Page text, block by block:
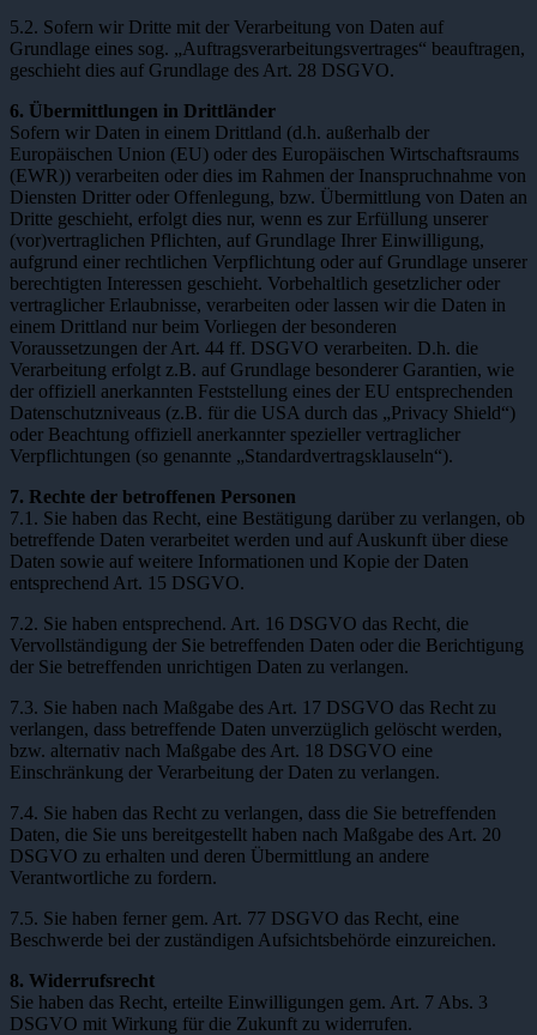
5.2. Sofern wir Dritte mit der Verarbeitung von Daten auf
Grundlage eines sog. „Auftragsverarbeitungsvertrages“ beauftragen,
geschieht dies auf Grundlage des Art. 28 DSGVO.
6. Übermittlungen in Drittländer
Sofern wir Daten in einem Drittland (d.h. außerhalb der
Europäischen Union (EU) oder des Europäischen Wirtschaftsraums
(EWR)) verarbeiten oder dies im Rahmen der Inanspruchnahme von
Diensten Dritter oder Offenlegung, bzw. Übermittlung von Daten an
Dritte geschieht, erfolgt dies nur, wenn es zur Erfüllung unserer
(vor)vertraglichen Pflichten, auf Grundlage Ihrer Einwilligung,
aufgrund einer rechtlichen Verpflichtung oder auf Grundlage unserer
berechtigten Interessen geschieht. Vorbehaltlich gesetzlicher oder
vertraglicher Erlaubnisse, verarbeiten oder lassen wir die Daten in
einem Drittland nur beim Vorliegen der besonderen
Voraussetzungen der Art. 44 ff. DSGVO verarbeiten. D.h. die
Verarbeitung erfolgt z.B. auf Grundlage besonderer Garantien, wie
der offiziell anerkannten Feststellung eines der EU entsprechenden
Datenschutzniveaus (z.B. für die USA durch das „Privacy Shield“)
oder Beachtung offiziell anerkannter spezieller vertraglicher
Verpflichtungen (so genannte „Standardvertragsklauseln“).
7. Rechte der betroffenen Personen
7.1. Sie haben das Recht, eine Bestätigung darüber zu verlangen, ob
betreffende Daten verarbeitet werden und auf Auskunft über diese
Daten sowie auf weitere Informationen und Kopie der Daten
entsprechend Art. 15 DSGVO.
7.2. Sie haben entsprechend. Art. 16 DSGVO das Recht, die
Vervollständigung der Sie betreffenden Daten oder die Berichtigung
der Sie betreffenden unrichtigen Daten zu verlangen.
7.3. Sie haben nach Maßgabe des Art. 17 DSGVO das Recht zu
verlangen, dass betreffende Daten unverzüglich gelöscht werden,
bzw. alternativ nach Maßgabe des Art. 18 DSGVO eine
Einschränkung der Verarbeitung der Daten zu verlangen.
7.4. Sie haben das Recht zu verlangen, dass die Sie betreffenden
Daten, die Sie uns bereitgestellt haben nach Maßgabe des Art. 20
DSGVO zu erhalten und deren Übermittlung an andere
Verantwortliche zu fordern.
7.5. Sie haben ferner gem. Art. 77 DSGVO das Recht, eine
Beschwerde bei der zuständigen Aufsichtsbehörde einzureichen.
8. Widerrufsrecht
Sie haben das Recht, erteilte Einwilligungen gem. Art. 7 Abs. 3
DSGVO mit Wirkung für die Zukunft zu widerrufen.